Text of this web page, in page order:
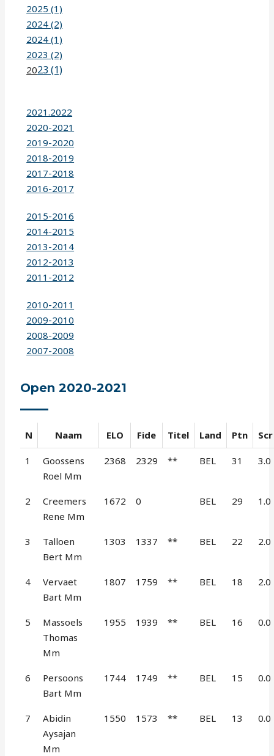
2025 (1)
2024 (2)
2024 (1)
2023 (2)
2023 (1)
2021.2022
2020-2021
2019-2020
2018-2019
2017-2018
2016-2017
2015-2016
2014-2015
2013-2014
2012-2013
2011-2012
2010-2011
2009-2010
2008-2009
2007-2008
Open 2020-2021
N Naam ELO Fide Titel Land Ptn Scr
1
Goossens
Roel Mm
2368 2329 ** BEL 31 3.0
2
Creemers
Rene Mm
1672 0 BEL 29 1.0
3
Talloen
Bert Mm
1303 1337 ** BEL 22 2.0
4
Vervaet
Bart Mm
1807 1759 ** BEL 18 2.0
5
Massoels
Thomas
Mm
1955 1939 ** BEL 16 0.0
6
Persoons
Bart Mm
1744 1749 ** BEL 15 0.0
7
Abidin
Aysajan
Mm
1550 1573 ** BEL 13 0.0